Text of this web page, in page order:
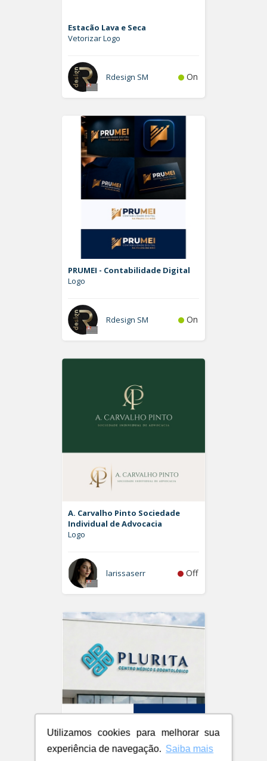
Utilizamos cookies para melhorar sua
experiência de navegação. Saiba mais
Estacão Lava e Seca
Vetorizar Logo
Rdesign SM On
PRUMEI - Contabilidade Digital
Logo
Rdesign SM On
A. Carvalho Pinto Sociedade
Individual de Advocacia
Logo
larissaserr Off